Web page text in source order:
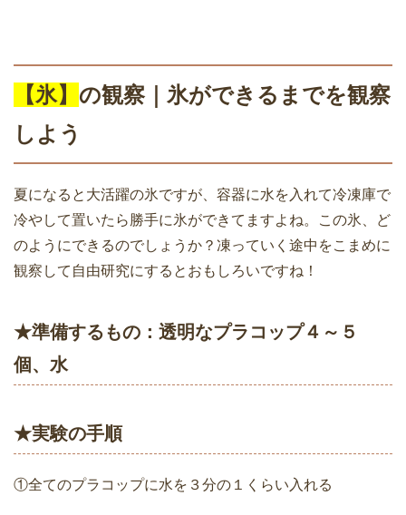
【氷】 の観察｜氷ができるまでを観察
しよう
夏になると大活躍の氷ですが、容器に水を入れて冷凍庫で
冷やして置いたら勝手に氷ができてますよね。この氷、ど
のようにできるのでしょうか？凍っていく途中をこまめに
観察して自由研究にするとおもしろいですね！
★準備するもの：透明なプラコップ４～５
個、水
★実験の手順
①全てのプラコップに水を３分の１くらい入れる